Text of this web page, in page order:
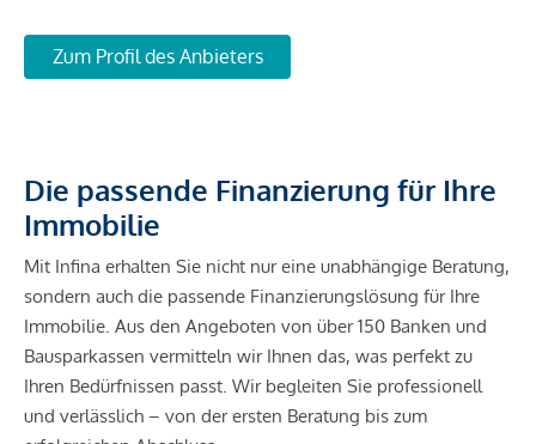
Zum Profil des Anbieters
Die passende Finanzierung für Ihre
Immobilie
Mit Infina erhalten Sie nicht nur eine unabhängige Beratung,
sondern auch die passende Finanzierungslösung für Ihre
Immobilie. Aus den Angeboten von über 150 Banken und
Bausparkassen vermitteln wir Ihnen das, was perfekt zu
Ihren Bedürfnissen passt. Wir begleiten Sie professionell
und verlässlich – von der ersten Beratung bis zum